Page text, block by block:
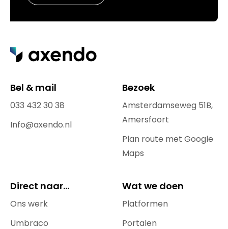
Bel & mail
033 432 30 38
Info@axendo.nl
Bezoek
Amsterdamseweg 51B,
Amersfoort
Plan route met Google
Maps
Direct naar...
Ons werk
Umbraco
Wat we doen
Platformen
Portalen